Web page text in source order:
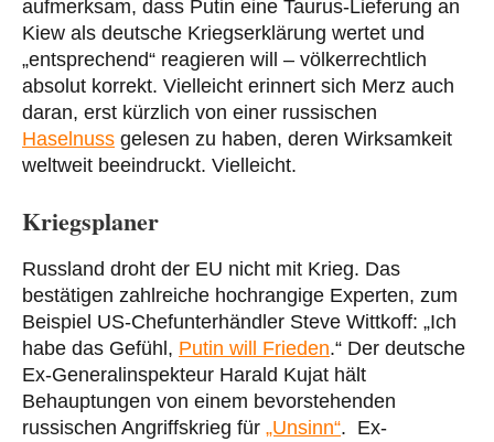
aufmerksam, dass Putin eine Taurus-Lieferung an
Kiew als deutsche Kriegserklärung wertet und
„entsprechend“ reagieren will – völkerrechtlich
absolut korrekt. Vielleicht erinnert sich Merz auch
daran, erst kürzlich von einer russischen
Haselnuss gelesen zu haben, deren Wirksamkeit
weltweit beeindruckt. Vielleicht.
Kriegsplaner
Russland droht der EU nicht mit Krieg. Das
bestätigen zahlreiche hochrangige Experten, zum
Beispiel US-Chefunterhändler Steve Wittkoff: „Ich
habe das Gefühl, Putin will Frieden.“ Der deutsche
Ex-Generalinspekteur Harald Kujat hält
Behauptungen von einem bevorstehenden
russischen Angriffskrieg für „Unsinn“. Ex-